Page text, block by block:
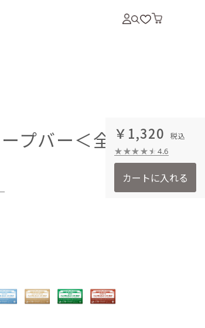
プバー＜全11種
￥1,320
4.6
カートに入れる